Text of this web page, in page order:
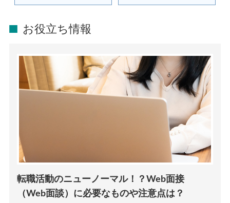
お役立ち情報
転職活動のニューノーマル！？Web面接
（Web面談）に必要なものや注意点は？